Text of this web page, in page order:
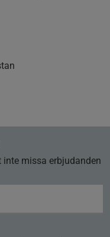
missa erbjudanden